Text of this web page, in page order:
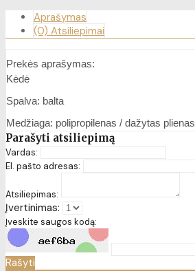
Aprašymas
(0) Atsiliepimai
Prekės aprašymas:
Kėdė
Spalva: balta
Medžiaga: polipropilenas / dažytas plienas
Parašyti atsiliepimą
Vardas:
El. pašto adresas:
Atsiliepimas:
Įvertinimas:
Įveskite saugos kodą:
Rašyti